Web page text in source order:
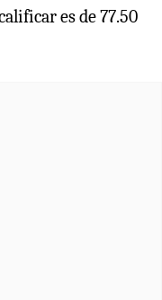
es de 77.50